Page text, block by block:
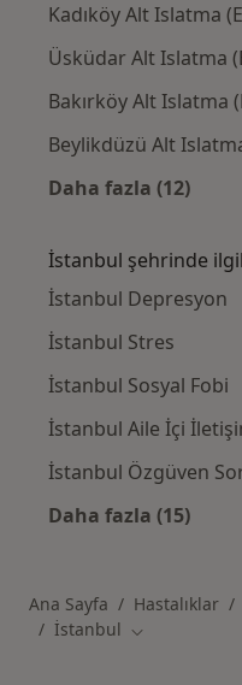
Kadıköy Alt Islatma
Üsküdar Alt Islatma
Bakırköy Alt Islatma
Beylikdüzü Alt
Daha fazla (12)
İstanbul şehrinde
İstanbul Depresyon
İstanbul Stres
İstanbul Sosyal Fobi
İstanbul Aile İçi
İstanbul Özgüven
Daha fazla (15)
Ana Sayfa Hastalıklar
İstanbul Şehir değiştir